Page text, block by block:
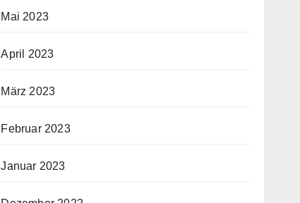
Mai 2023
April 2023
März 2023
Februar 2023
Januar 2023